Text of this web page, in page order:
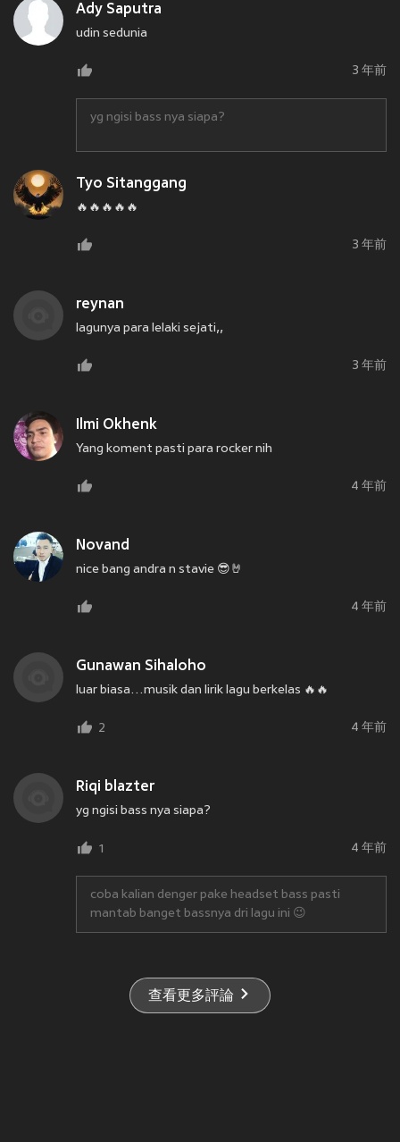
Ady Saputra
udin sedunia
3 年前
yg ngisi bass nya siapa?
Tyo Sitanggang
🔥🔥🔥🔥🔥
3 年前
reynan
lagunya para lelaki sejati,,
3 年前
Ilmi Okhenk
Yang koment pasti para rocker nih
4 年前
Novand
nice bang andra n stavie 😎🤘
4 年前
Gunawan Sihaloho
luar biasa…musik dan lirik lagu berkelas 🔥🔥
2 4 年前
Riqi blazter
yg ngisi bass nya siapa?
1 4 年前
coba kalian denger pake headset bass pasti
mantab banget bassnya dri lagu ini 😉
查看更多評論